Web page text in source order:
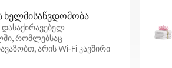
ხელმისაწვდომობა
რომლებსაც
არის Wi‑Fi კავშირი